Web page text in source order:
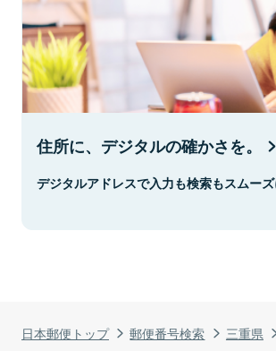
日本郵便トップ 郵便番号検索 三重県
住所に、デジタルの確かさを。
デジタルアドレスで入力も検索もスムーズ